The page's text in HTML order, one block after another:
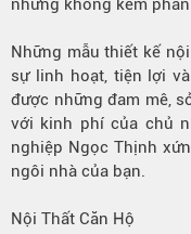
nhưng không kém
Những mẫu thiết kế
sự linh hoạt, tiện lợi
được những đam mê,
với kinh phí của chủ
nghiệp Ngọc Thịnh
ngôi nhà của bạn.
Nội Thất Căn Hộ